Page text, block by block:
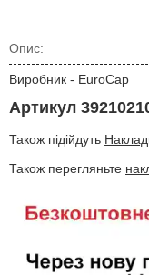
Опис:
Виробник - EuroCap
Артикул
Також підійдуть
Також перегляньте